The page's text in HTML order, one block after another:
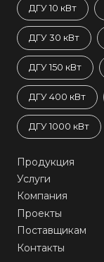
ДГУ 10 кВт
ДГУ 30 кВт
ДГУ 150 кВт
ДГУ 400 кВт
ДГУ 1000 кВт
Продукция
Услуги
Компания
Проекты
Поставщикам
Контакты